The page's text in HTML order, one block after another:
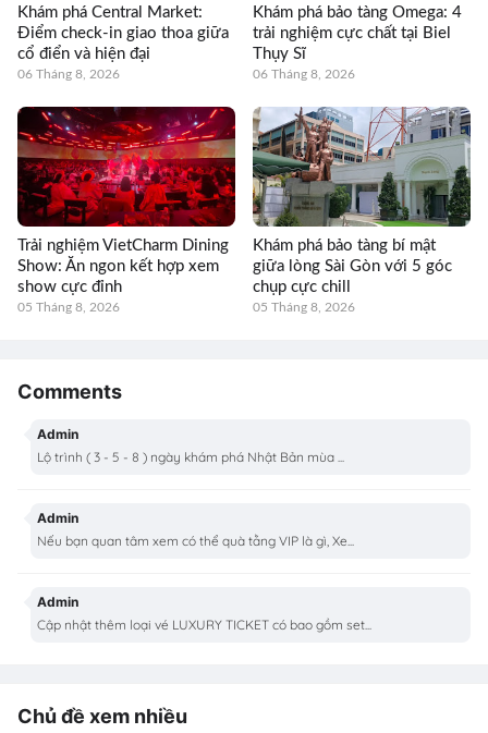
Khám phá Central Market:
Điểm check-in giao thoa giữa
cổ điển và hiện đại
06 Tháng 8, 2026
Khám phá bảo tàng Omega: 4
trải nghiệm cực chất tại Biel
Thụy Sĩ
06 Tháng 8, 2026
Trải nghiệm VietCharm Dining
Show: Ăn ngon kết hợp xem
show cực đỉnh
05 Tháng 8, 2026
Khám phá bảo tàng bí mật
giữa lòng Sài Gòn với 5 góc
chụp cực chill
05 Tháng 8, 2026
Comments
Admin
Lộ trình ( 3 - 5 - 8 ) ngày khám phá Nhật Bản mùa ...
Admin
Nếu bạn quan tâm xem có thể quà tằng VIP là gì, Xe...
Admin
Cập nhật thêm loại vé LUXURY TICKET có bao gồm set...
Chủ đề xem nhiều